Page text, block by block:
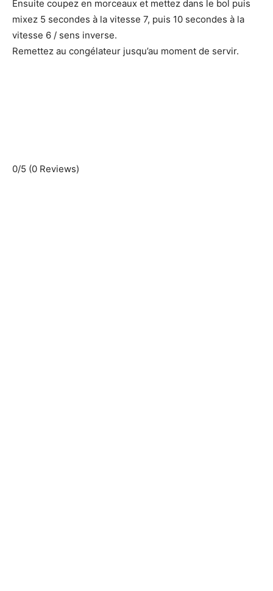
Ensuite coupez en morceaux et mettez dans le bol puis
mixez 5 secondes à la vitesse 7, puis 10 secondes à la
vitesse 6 / sens inverse.
Remettez au congélateur jusqu’au moment de servir.
0/5 (0 Reviews)